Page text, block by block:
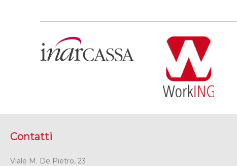
Contatti
Viale M. De Pietro, 23